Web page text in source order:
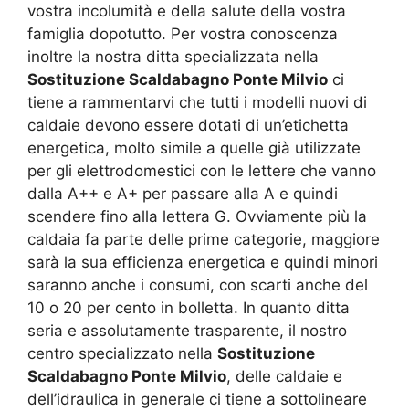
vostra incolumità e della salute della vostra
famiglia dopotutto. Per vostra conoscenza
inoltre la nostra ditta specializzata nella
Sostituzione Scaldabagno Ponte Milvio ci
tiene a rammentarvi che tutti i modelli nuovi di
caldaie devono essere dotati di un’etichetta
energetica, molto simile a quelle già utilizzate
per gli elettrodomestici con le lettere che vanno
dalla A++ e A+ per passare alla A e quindi
scendere fino alla lettera G. Ovviamente più la
caldaia fa parte delle prime categorie, maggiore
sarà la sua efficienza energetica e quindi minori
saranno anche i consumi, con scarti anche del
10 o 20 per cento in bolletta. In quanto ditta
seria e assolutamente trasparente, il nostro
centro specializzato nella Sostituzione
Scaldabagno Ponte Milvio, delle caldaie e
dell’idraulica in generale ci tiene a sottolineare